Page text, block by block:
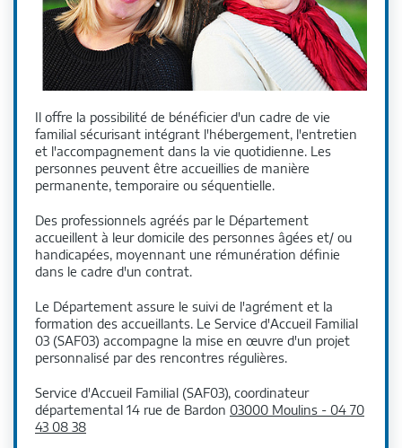
Il offre la possibilité de bénéficier d'un cadre de vie
familial sécurisant intégrant l'hébergement, l'entretien
et l'accompagnement dans la vie quotidienne. Les
personnes peuvent être accueillies de manière
permanente, temporaire ou séquentielle.
Des professionnels agréés par le Département
accueillent à leur domicile des personnes âgées et/ ou
handicapées, moyennant une rémunération définie
dans le cadre d'un contrat.
Le Département assure le suivi de l'agrément et la
formation des accueillants. Le Service d'Accueil Familial
03 (SAF03) accompagne la mise en œuvre d'un projet
personnalisé par des rencontres régulières.
Service d'Accueil Familial (SAF03), coordinateur
départemental 14 rue de Bardon 03000 Moulins - 04 70
43 08 38